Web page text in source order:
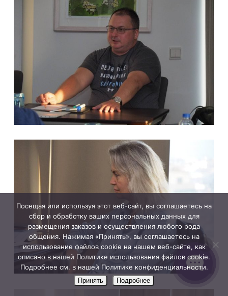
Посещая или используя этот веб-сайт, вы соглашаетесь на
сбор и обработку ваших персональных данных для
размещения заказов и осуществления любого рода
общения. Нажимая «Принять», вы соглашаетесь на
использование файлов cookie на нашем веб-сайте, как
описано в нашей Политике использования файлов cookie.
Подробнее см. в нашей Политике конфиденциальности.
Принять Подробнее